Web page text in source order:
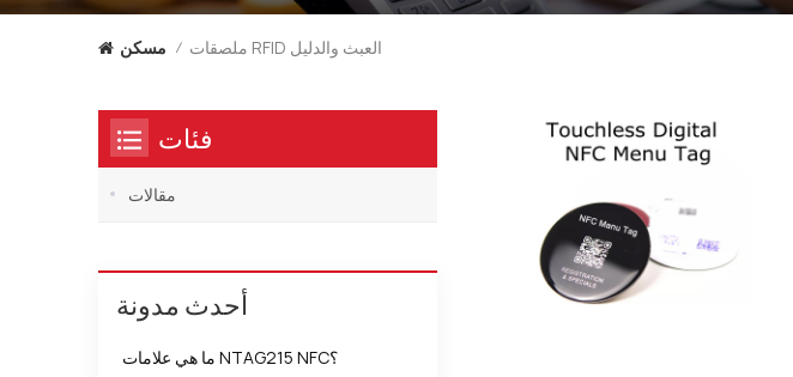
مسكن / ملصقات RFID العبث والدليل
فئات
مقالات
أحدث مدونة
ما هي علامات NTAG215 NFC؟